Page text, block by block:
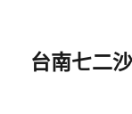
台南七二